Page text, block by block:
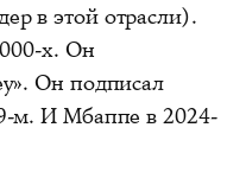
в этой отрасли).
х. Он
Он подписал
м. И Мбаппе в 2024-